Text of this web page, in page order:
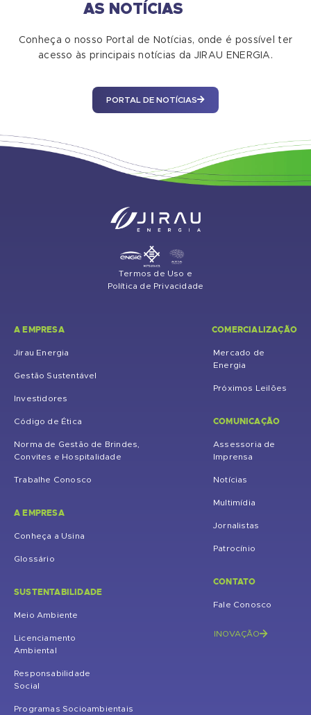
AS NOTÍCIAS
Conheça o nosso Portal de Notícias, onde é possível ter
acesso às principais notícias da JIRAU ENERGIA.
PORTAL DE NOTÍCIAS
Termos de Uso e
Política de Privacidade
A EMPRESA
Jirau Energia
Gestão Sustentável
Investidores
Código de Ética
Norma de Gestão de Brindes,
Convites e Hospitalidade
Trabalhe Conosco
A EMPRESA
Conheça a Usina
Glossário
SUSTENTABILIDADE
Meio Ambiente
Licenciamento
Ambiental
Responsabilidade
Social
Programas Socioambientais
COMERCIALIZAÇÃO
Mercado de
Energia
Próximos Leilões
COMUNICAÇÃO
Assessoria de
Imprensa
Notícias
Multimídia
Jornalistas
Patrocínio
CONTATO
Fale Conosco
INOVAÇÃO